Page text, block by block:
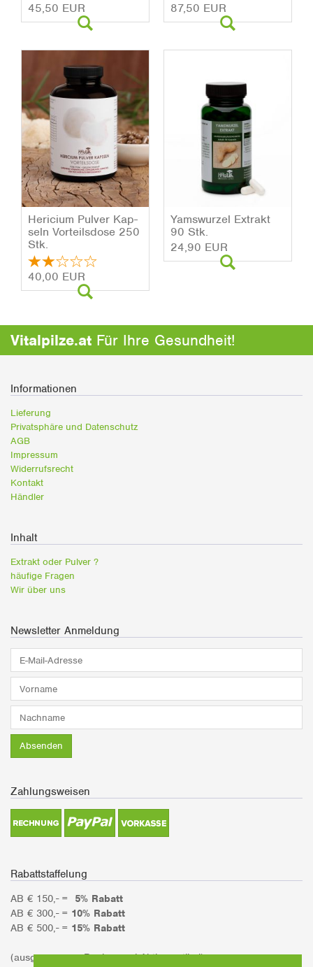
Yams­wur­zel Ex­trakt
90 Stk.
24,90 EUR
87,50 EUR
He­ri­ci­um Pul­ver Kap­
seln Vor­teils­do­se 250
Stk.
40,00 EUR
45,50 EUR
Vitalpilze.at Für Ihre Gesundheit!
Informationen
Lieferung
Privatsphäre und Datenschutz
AGB
Impressum
Widerrufsrecht
Kontakt
Händler
Inhalt
Extrakt oder Pulver ?
häufige Fragen
Wir über uns
Newsletter Anmeldung
Absenden
Zahlungsweisen
Rabattstaffelung
AB € 150,- = 5% Rabatt
AB € 300,- = 10% Rabatt
AB € 500,- = 15% Rabatt
(ausgenommen Bücher und Aktionsartikel)